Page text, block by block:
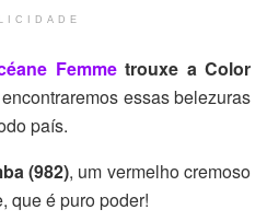
Femmetrouxe a Color
essas belezuras
país.
(982), um vermelho cremoso
que é puro poder!